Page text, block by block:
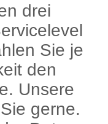
drei
Sie je
den
Unsere
gerne.